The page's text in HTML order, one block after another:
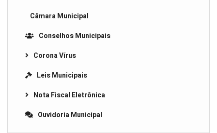
Câmara Municipal
Conselhos Municipais
Corona Vírus
Leis Municipais
Nota Fiscal Eletrônica
Ouvidoria Municipal